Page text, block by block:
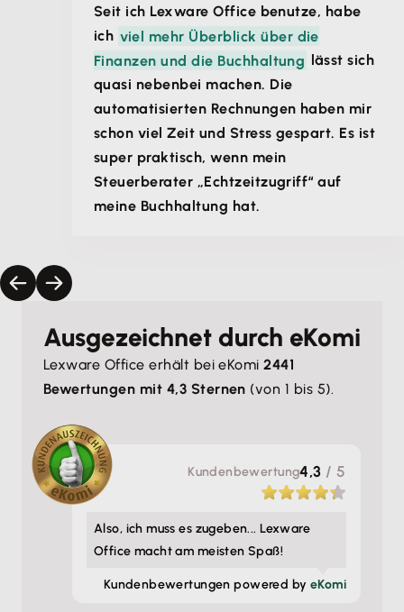
Seit ich Lexware Office benutze, habe
ich viel mehr Überblick über die
Finanzen und die Buchhaltung
lässt sich
quasi nebenbei machen. Die
automatisierten Rechnungen haben mir
schon viel Zeit und Stress gespart. Es ist
super praktisch, wenn mein
Steuerberater „Echtzeitzugriff“ auf
meine Buchhaltung hat.
Kunden­bewertung4,3 / 5
Also, ich muss es zugeben... Lexware
Office macht am meisten Spaß!
Kunden­bewertungen powered by eKomi
Ausgezeichnet durch eKomi
Lexware Office erhält bei eKomi2441
Bewertungen mit 4,3 Sternen (von 1 bis 5).